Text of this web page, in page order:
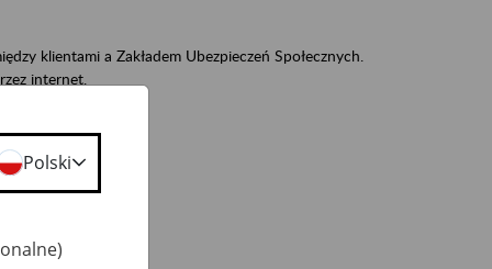
klientami a Zakładem Ubezpieczeń Społecznych.
internet.
w ZUS,
Polski